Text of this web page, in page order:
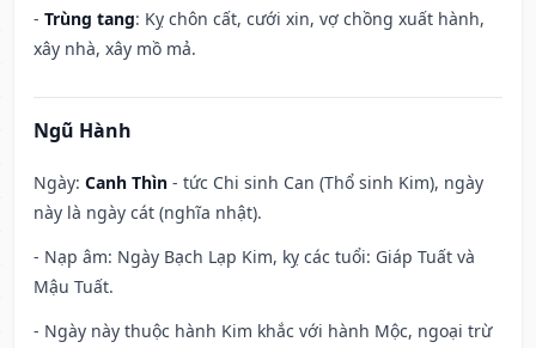
- Trùng tang: Kỵ chôn cất, cưới xin, vợ chồng xuất hành,
xây nhà, xây mồ mả.
Ngũ Hành
Ngày: Canh Thìn - tức Chi sinh Can (Thổ sinh Kim), ngày
này là ngày cát (nghĩa nhật).
- Nạp âm: Ngày Bạch Lạp Kim, kỵ các tuổi: Giáp Tuất và
Mậu Tuất.
- Ngày này thuộc hành Kim khắc với hành Mộc, ngoại trừ